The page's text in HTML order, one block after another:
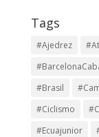
Tags
#Ajedrez
#Brasil
#Ciclismo
#Ecuajunior